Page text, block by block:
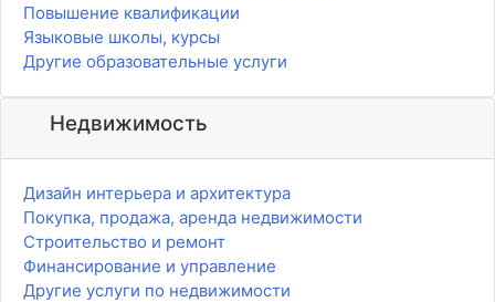
Повышение квалификации
Языковые школы, курсы
Другие образовательные услуги
Недвижимость
Дизайн интерьера и архитектура
Покупка, продажа, аренда недвижимости
Строительство и ремонт
Финансирование и управление
Другие услуги по недвижимости